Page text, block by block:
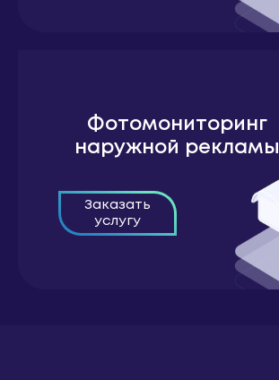
Фотомониторинг
наружной рекламы
Заказать
услугу